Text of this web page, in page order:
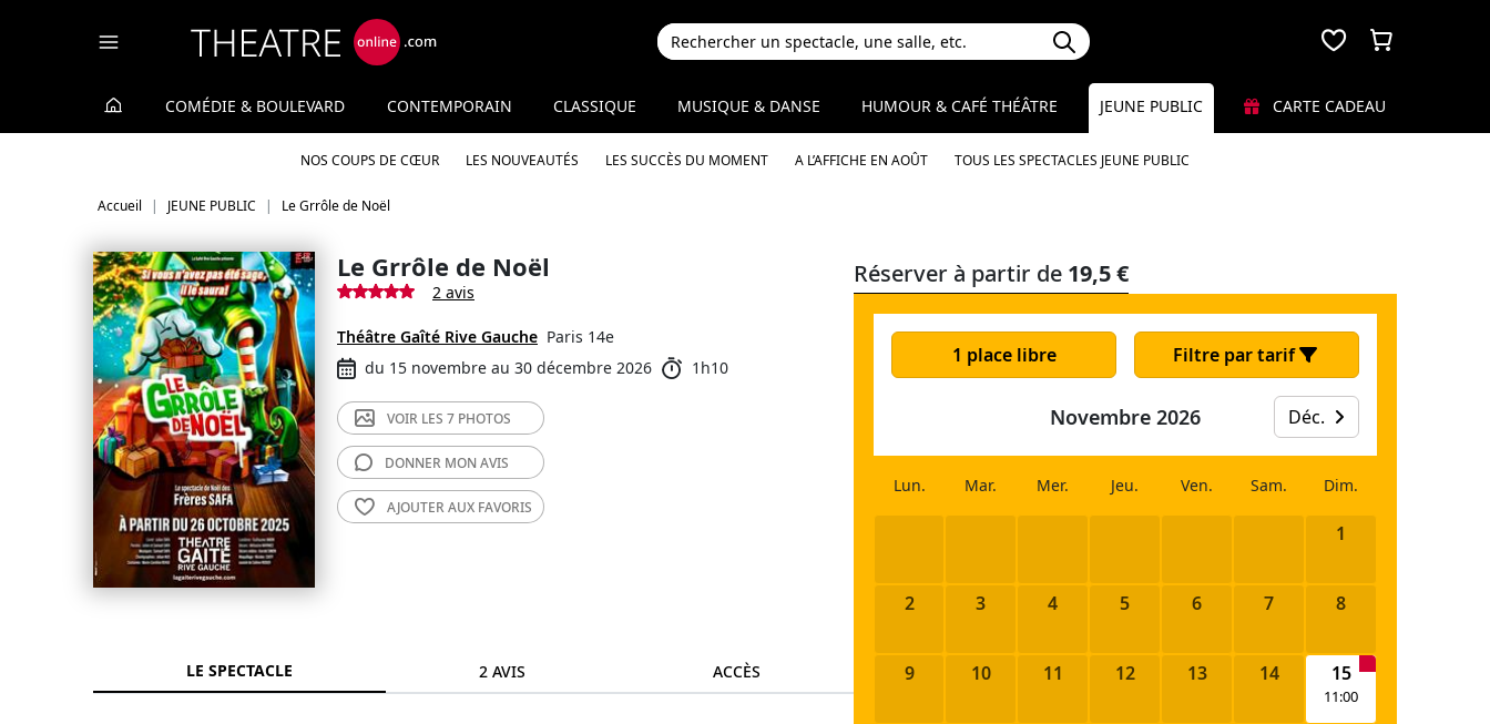
COMÉDIE & BOULEVARD CONTEMPORAIN CLASSIQUE MUSIQUE & DANSE HUMOUR & CAFÉ THÉÂTRE JEUNE PUBLIC
NOS COUPS DE CŒUR LES NOUVEAUTÉS LES SUCCÈS DU MOMENT A L’AFFICHE EN AOÛT TOUS LES SPECTACLES JEUNE PUBLIC
CARTE CADEAU
Accueil JEUNE PUBLIC Le Grrôle de Noël
Le Grrôle de Noël
2 avis
Théâtre Gaîté Rive Gauche Paris 14e
du 15 novembre au 30 décembre 2026
1h10
VOIR LES 7 PHOTOS
DONNER MON AVIS
AJOUTER AUX FAVORIS
LE SPECTACLE 2 AVIS ACCÈS
Réserver à partir de 19,5 €
1 place libre Filtre par tarif
Novembre 2026 Déc.
Lun. Mar. Mer. Jeu. Ven. Sam. Dim.
1
2 3 4 5 6 7 8
9 10 11 12 13 14 15
11:00